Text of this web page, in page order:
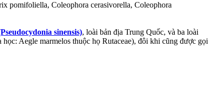
pomifoliella, Coleophora cerasivorella, Coleophora
sinensis), loài bản địa Trung Quốc, và ba loài
Aegle marmelos thuộc họ Rutaceae), đôi khi cũng được gọi